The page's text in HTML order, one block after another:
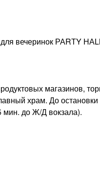
вечеринок РАRТY
магазинов,
храм. До остановки
мин. до Ж/Д вокзала).